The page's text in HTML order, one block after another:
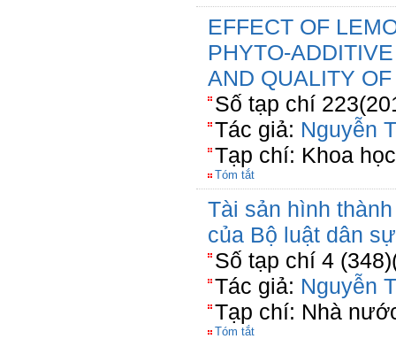
EFFECT OF
PHYTO-
AND QUALITY
Số tạp chí
Tác giả: Nguyễn
Tạp chí: Khoa
Tóm tắt
Tài sản hình
của Bộ luật dân
Số tạp chí 4
Tác giả: Nguyễn
Tạp chí: Nhà
Tóm tắt